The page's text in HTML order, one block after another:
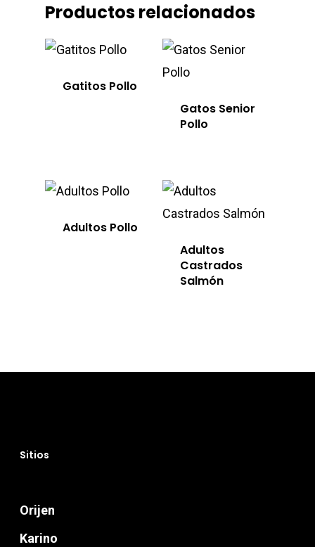
Productos relacionados
Gatitos Pollo
Gatos Senior
Pollo
Adultos Pollo
Adultos
Castrados
Salmón
Sitios
Orijen
Karino